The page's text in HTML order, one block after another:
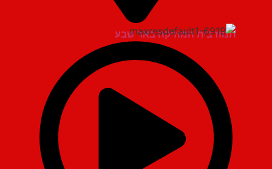
תמוז בית המוזיקה באר שבע